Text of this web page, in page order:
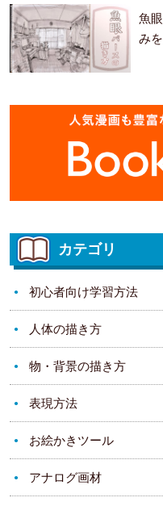
魚
み
カテゴリ
初心者向け学習方法
人体の描き方
物・背景の描き方
表現方法
お絵かきツール
アナログ画材